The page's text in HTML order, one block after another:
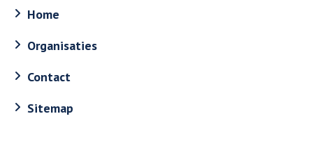
Home
Organisaties
Contact
Sitemap